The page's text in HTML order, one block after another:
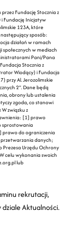
Fundację Stocznia z
i Fundację Inicjatyw
123A, które
sposób:
działań w ramach
w mediach
Pani/Pana
Stocznia z
Wiodący) i Fundacja
przy Al. Jerozolimskie
2”. Dane będą
obrony lub ustalenia
zgoda, co stanowi
[1] prawo
celu wykonania swoich
lub
rekrutacji,
Aktualności.